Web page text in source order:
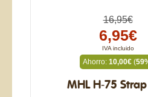
16,95€
6,95€
IVA incluido
Ahorro: 10,00€(
MHL H-75